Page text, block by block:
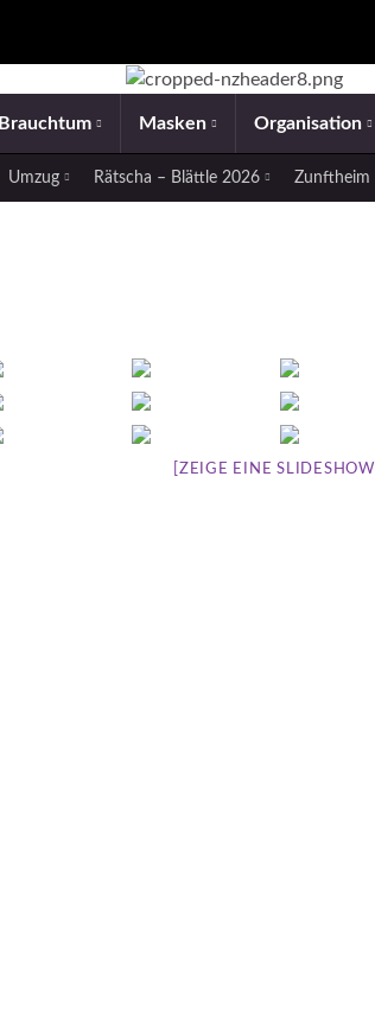
Brauchtum Masken Organisation
Umzug Rätscha – Blättle 2026 Zunftheim
[ZEIGE EINE SLIDESHOW]